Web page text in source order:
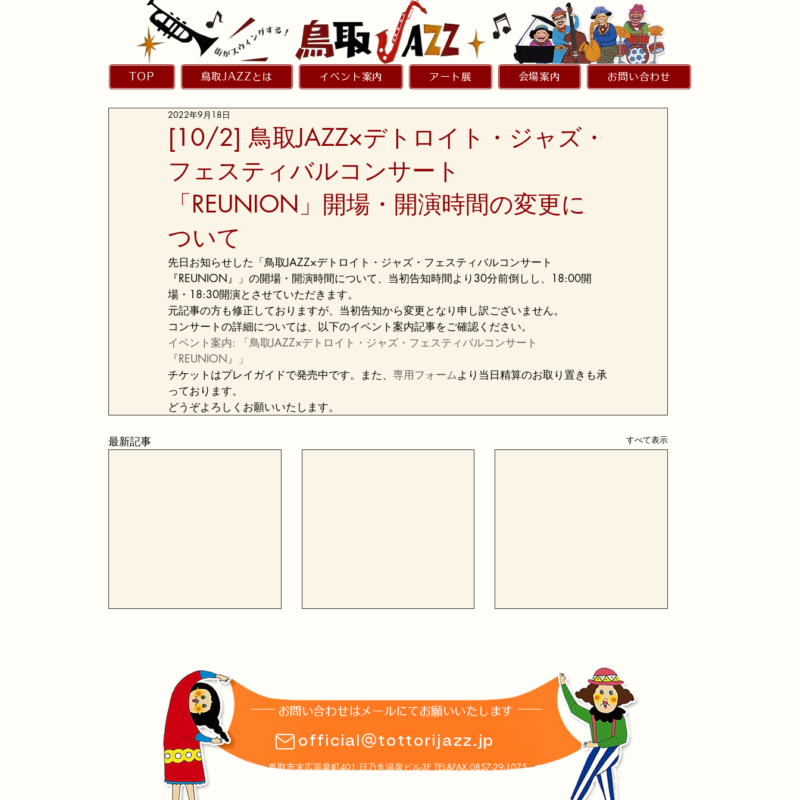
TOP 鳥取JAZZとは イベント案内 アート展 会場案内 お問い合わせ
[10/2] 鳥取JAZZ×デトロイト・ジャズ・
フェスティバルコンサート
「REUNION」開場・開演時間の変更に
ついて
2022年9月18日
先日お知らせした「鳥取JAZZ×デトロイト・ジャズ・フェスティバルコンサート
『REUNION』」の開場・開演時間について、当初告知時間より30分前倒しし、18:00開
場・18:30開演とさせていただきます。
元記事の方も修正しておりますが、当初告知から変更となり申し訳ございません。
コンサートの詳細については、以下のイベント案内記事をご確認ください。
イベント案内: 「鳥取JAZZ×デトロイト・ジャズ・フェスティバルコンサート
『REUNION』」
チケットはプレイガイドで発売中です。また、 専用フォームより当日精算のお取り置きも承
っております。
どうぞよろしくお願いいたします。
最新記事 すべて表示
土曜夜市2026ありがとうご
ざいました!
のお知らせ
第16回鳥取JAZZ2026イベン
お問い合わせはメールにてお願いいたします
official@tottorijazz.jp
鳥取市末広温泉町401 日乃丸温泉ビル3F TEL&FAX.0857-29-1075